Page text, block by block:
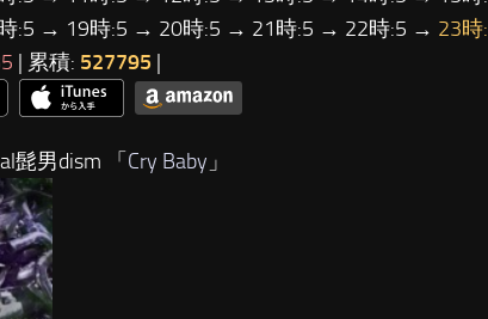
:5 → 19時:5 → 20時:5 → 21時:5 → 22時:5 → 23時
| 累積: 527795 |
髭男dism 「 Cry Baby 」